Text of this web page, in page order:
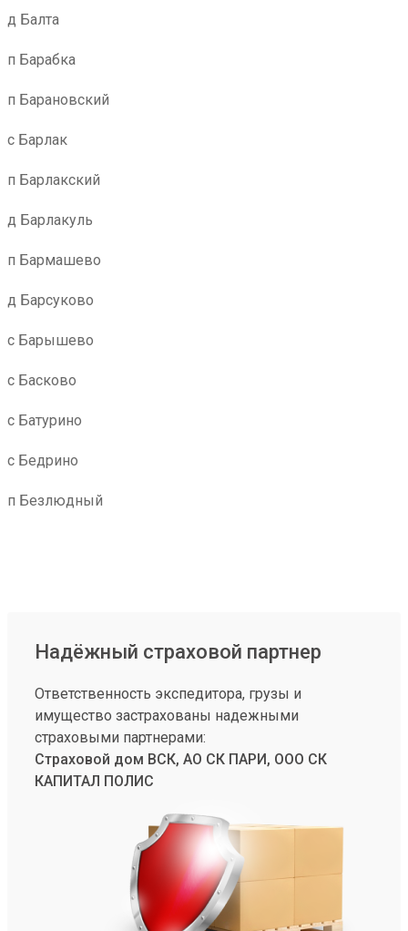
д Балта
п Барабка
п Барановский
с Барлак
п Барлакский
д Барлакуль
п Бармашево
д Барсуково
с Барышево
с Басково
с Батурино
с Бедрино
п Безлюдный
Надёжный страховой партнер
Ответственность экспедитора, грузы и
имущество застрахованы надежными
страховыми партнерами:
Страховой дом ВСК, АО СК ПАРИ, ООО СК
КАПИТАЛ ПОЛИС